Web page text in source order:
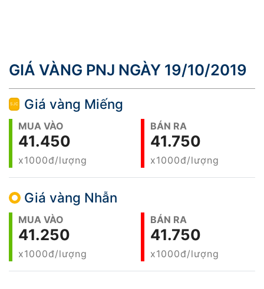
GIÁ VÀNG PNJ NGÀY 19/10/2019
Giá vàng Miếng
MUA VÀO
41.450
x1000đ/lượng
BÁN RA
41.750
x1000đ/lượng
Giá vàng Nhẫn
MUA VÀO
41.250
x1000đ/lượng
BÁN RA
41.750
x1000đ/lượng